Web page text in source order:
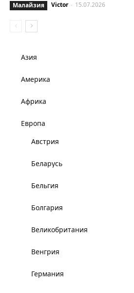
Малайзия Victor - 15.07.2026
Азия
Америка
Африка
Европа
Австрия
Беларусь
Бельгия
Болгария
Великобритания
Венгрия
Германия